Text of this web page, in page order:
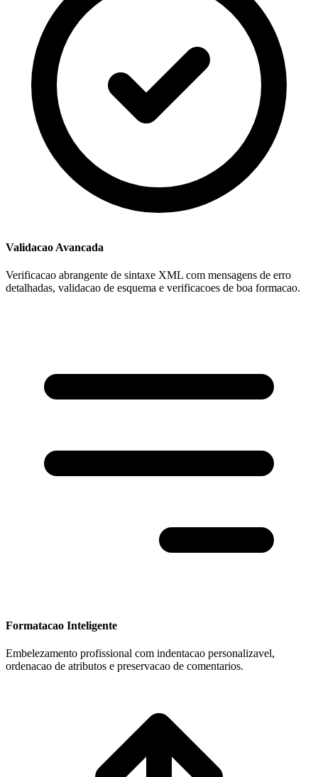
Validacao Avancada
Verificacao abrangente de sintaxe XML com mensagens de erro
detalhadas, validacao de esquema e verificacoes de boa formacao.
Formatacao Inteligente
Embelezamento profissional com indentacao personalizavel,
ordenacao de atributos e preservacao de comentarios.